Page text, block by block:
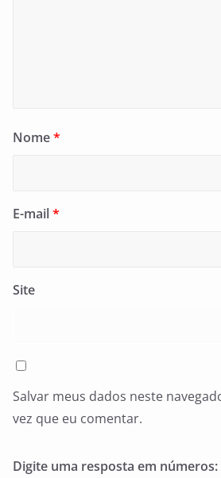
Nome*
E-mail*
Site
Salvar meus dados neste
vez que eu comentar.
Digite uma resposta em números: